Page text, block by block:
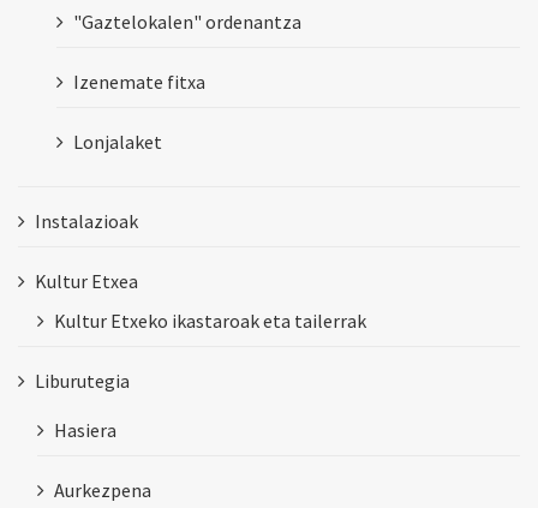
"Gaztelokalen" ordenantza
Izenemate fitxa
Lonjalaket
Instalazioak
Kultur Etxea
Kultur Etxeko ikastaroak eta tailerrak
Liburutegia
Hasiera
Aurkezpena